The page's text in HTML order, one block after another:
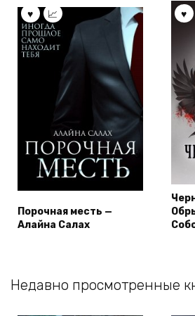
Порочная месть —
Алайна Салах
Недавно просмотренные